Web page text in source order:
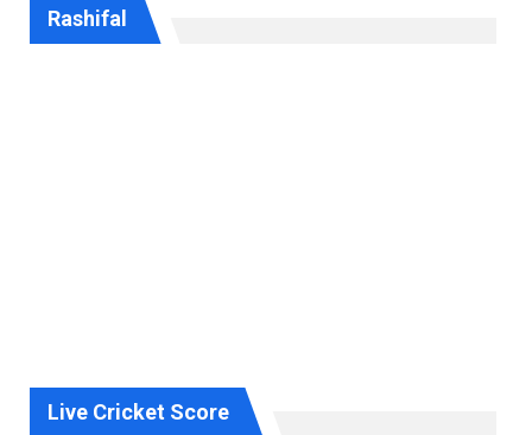
Rashifal
Live Cricket Score